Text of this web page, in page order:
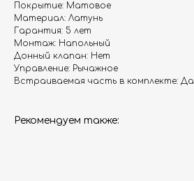
Покрытие: Матовое
Материал: Латунь
Гарантия: 5 лет
Монтаж: Напольный
Донный клапан: Нет
Управление: Рычажное
Встраиваемая часть в комплекте: Да
Рекомендуем также: